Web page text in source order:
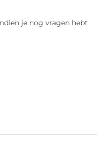
je nog vragen hebt